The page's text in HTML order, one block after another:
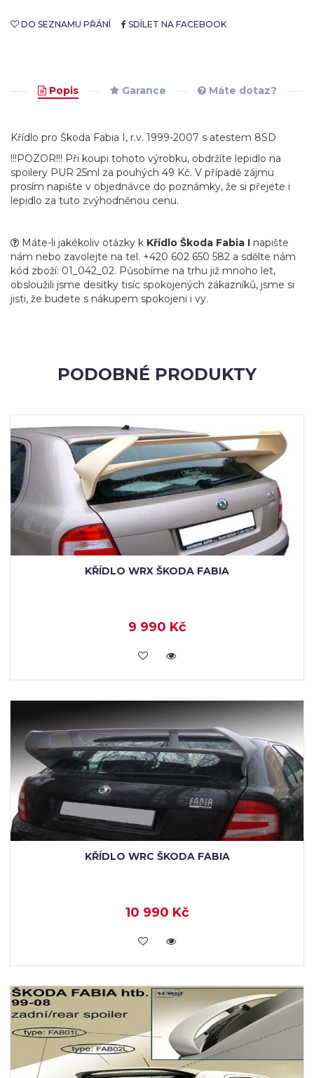
DO SEZNAMU PŘÁNÍ SDÍLET NA FACEBOOK
Popis Garance Máte dotaz?
Křídlo pro Škoda Fabia I, r.v. 1999-2007 s atestem 8SD
!!!POZOR!!! Při koupi tohoto výrobku, obdržíte lepidlo na
spoilery PUR 25ml za pouhých 49 Kč. V případě zájmu
prosím napište v objednávce do poznámky, že si přejete i
lepidlo za tuto zvýhodněnou cenu.
Máte-li jakékoliv otázky k Křídlo Škoda Fabia I napište
nám nebo zavolejte na tel. +420 602 650 582 a sdělte nám
kód zboží: 01_042_02. Působíme na trhu již mnoho let,
obsloužili jsme desítky tisíc spokojených zákazníků, jsme si
jisti, že budete s nákupem spokojeni i vy.
PODOBNÉ PRODUKTY
KŘÍDLO WRX ŠKODA FABIA
9 990 Kč
KOUPIT
KŘÍDLO WRC ŠKODA FABIA
10 990 Kč
KOUPIT